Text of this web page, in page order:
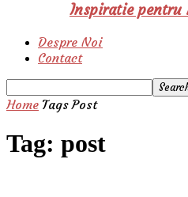
Inspiratie pentru
Despre Noi
Contact
Home Tags Post
Tag: post